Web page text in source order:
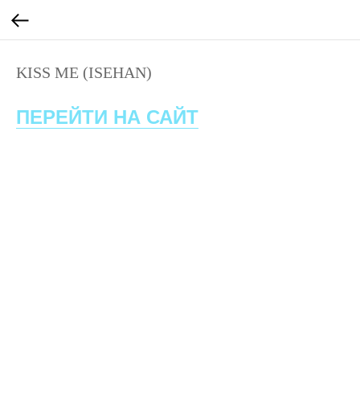
KISS ME (ISEHAN)
ПЕРЕЙТИ НА САЙТ